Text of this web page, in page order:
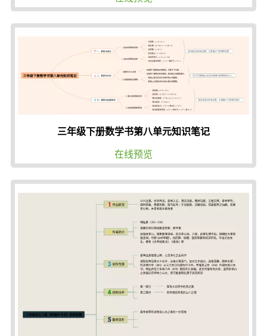
三年级下册数学书第八单元知识笔记
在线预览